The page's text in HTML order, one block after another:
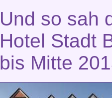
Und so sah
Hotel Stadt
bis Mitte